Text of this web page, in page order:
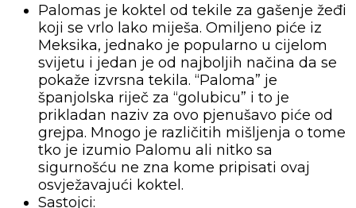
Palomas je koktel od tekile za gašenje žeđi
koji se vrlo lako miješa. Omiljeno piće iz
Meksika, jednako je popularno u cijelom
svijetu i jedan je od najboljih načina da se
pokaže izvrsna tekila. “Paloma” je
španjolska riječ za “golubicu” i to je
prikladan naziv za ovo pjenušavo piće od
grejpa. Mnogo je različitih mišljenja o tome
tko je izumio Palomu ali nitko sa
sigurnošću ne zna kome pripisati ovaj
osvježavajući koktel.
Sastojci: